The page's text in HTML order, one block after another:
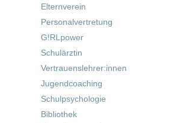
Elternverein
Personalvertretung
G!RLpower
Schulärztin
Vertrauenslehrer:innen
Jugendcoaching
Schulpsychologie
Bibliothek